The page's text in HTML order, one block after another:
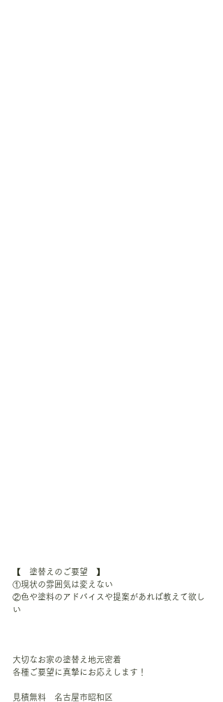
【　塗替えのご要望　】
①現状の雰囲気は変えない
②色や塗料のアドバイスや提案があれば教えて欲し
い
大切なお家の塗替え地元密着
各種ご要望に真摯にお応えします！
見積無料　名古屋市昭和区